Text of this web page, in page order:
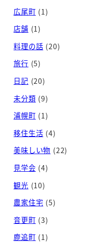
広尾町 (1)
店舗 (1)
料理の話 (20)
旅行 (5)
日記 (20)
未分類 (9)
浦幌町 (1)
移住生活 (4)
美味しい物 (22)
見学会 (4)
観光 (10)
農家住宅 (5)
音更町 (3)
鹿追町 (1)